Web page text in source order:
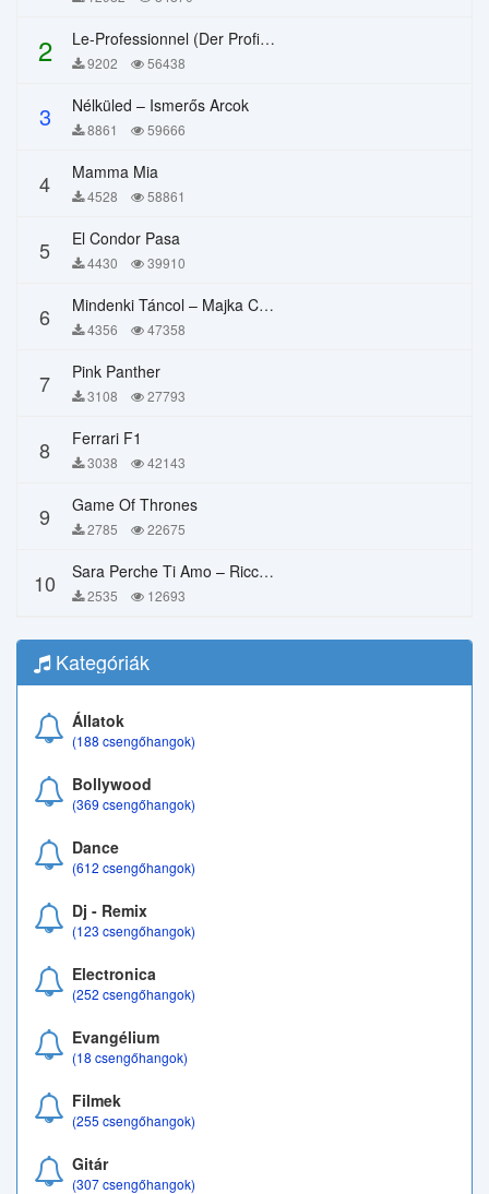
2 Le-Professionnel (Der Profi) – Chi Mai
9202 56438
3 Nélküled – Ismerős Arcok
8861 59666
4 Mamma Mia
4528 58861
5 El Condor Pasa
4430 39910
6 Mindenki Táncol – Majka Curtis, Péter Majoros
4356 47358
7 Pink Panther
3108 27793
8 Ferrari F1
3038 42143
9 Game Of Thrones
2785 22675
10 Sara Perche Ti Amo – Ricchi E Poveri
2535 12693
Kategóriák
Állatok
(188 csengőhangok)
Bollywood
(369 csengőhangok)
Dance
(612 csengőhangok)
Dj - Remix
(123 csengőhangok)
Electronica
(252 csengőhangok)
Evangélium
(18 csengőhangok)
Filmek
(255 csengőhangok)
Gitár
(307 csengőhangok)